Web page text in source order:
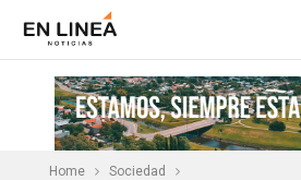
Home Sociedad